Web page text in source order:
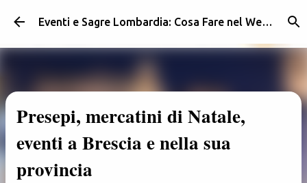
Passa ai contenuti principali Eventi e Sagre Lombardia: Cosa Fare nel Weekend | Weekendidea
Presepi, mercatini di Natale,
eventi a Brescia e nella sua
provincia